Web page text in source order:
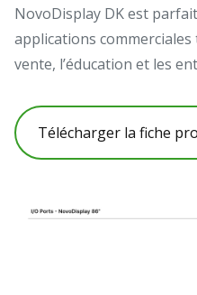
NovoDisplay DK est
applications commerciales
vente, l’éducation et les
Télécharger la fiche